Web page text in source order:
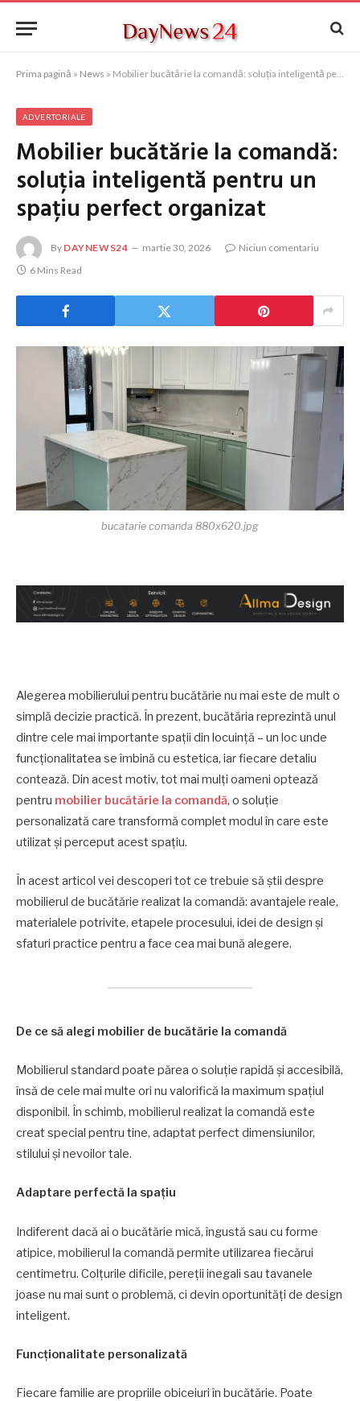
Prima pagină » News » Mobilier bucătărie la comandă: soluția inteligentă pentru un spațiu perfect organizat
ADVERTORIALE
Mobilier bucătărie la comandă:
soluția inteligentă pentru un
spațiu perfect organizat
By DAYNEWS24 martie 30, 2026
Niciun comentariu
6 Mins Read
bucatarie comanda 880x620.jpg
Alegerea mobilierului pentru bucătărie nu mai este de mult o
simplă decizie practică. În prezent, bucătăria reprezintă unul
dintre cele mai importante spații din locuință – un loc unde
funcționalitatea se îmbină cu estetica, iar fiecare detaliu
contează. Din acest motiv, tot mai mulți oameni optează
pentru mobilier bucătărie la comandă, o soluție
personalizată care transformă complet modul în care este
utilizat și perceput acest spațiu.
În acest articol vei descoperi tot ce trebuie să știi despre
mobilierul de bucătărie realizat la comandă: avantajele reale,
materialele potrivite, etapele procesului, idei de design și
sfaturi practice pentru a face cea mai bună alegere.
De ce să alegi mobilier de bucătărie la comandă
Mobilierul standard poate părea o soluție rapidă și accesibilă,
însă de cele mai multe ori nu valorifică la maximum spațiul
disponibil. În schimb, mobilierul realizat la comandă este
creat special pentru tine, adaptat perfect dimensiunilor,
stilului și nevoilor tale.
Adaptare perfectă la spațiu
Indiferent dacă ai o bucătărie mică, îngustă sau cu forme
atipice, mobilierul la comandă permite utilizarea fiecărui
centimetru. Colțurile dificile, pereții inegali sau tavanele
joase nu mai sunt o problemă, ci devin oportunități de design
inteligent.
Funcționalitate personalizată
Fiecare familie are propriile obiceiuri în bucătărie. Poate